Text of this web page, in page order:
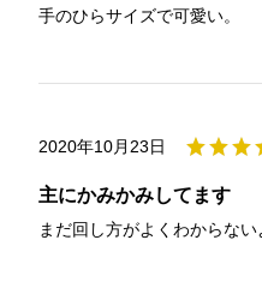
手のひらサイズで可愛い。
2020年10月23日
主にかみかみしてます
まだ回し方がよくわからな